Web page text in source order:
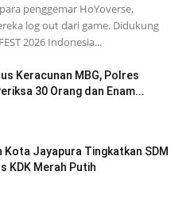
penggemar HoYoverse,
log out dari game. Didukung
2026 Indonesia...
Keracunan MBG, Polres
30 Orang dan Enam...
Kota Jayapura Tingkatkan SDM
KDK Merah Putih